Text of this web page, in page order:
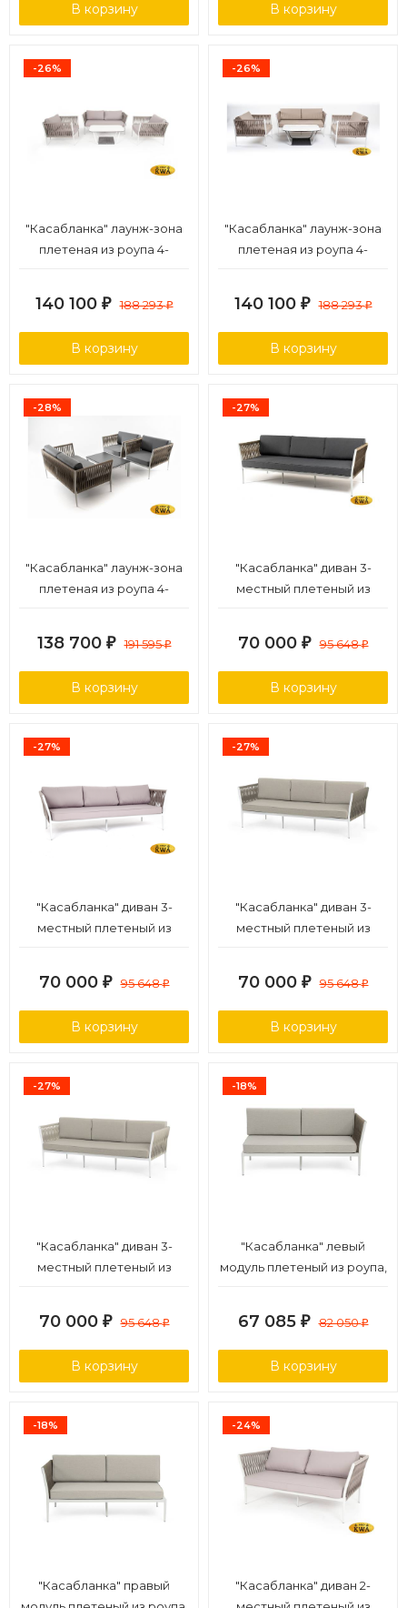
В корзину В корзину
-26%
"Касабланка" лаунж-зона
плетеная из роупа 4-
140 100 ₽ 188 293₽
В корзину
-26%
"Касабланка" лаунж-зона
плетеная из роупа 4-
140 100 ₽ 188 293₽
В корзину
-28%
"Касабланка" лаунж-зона
плетеная из роупа 4-
138 700 ₽ 191 595₽
В корзину
-27%
"Касабланка" диван 3-
местный плетеный из
муар, роуп серо-
коричневый 23мм, ткань
серая 017
70 000 ₽ 95 648₽
В корзину
-27%
"Касабланка" диван 3-
местный плетеный из
20мм, ткань бежевая 052
70 000 ₽ 95 648₽
В корзину
-27%
"Касабланка" диван 3-
местный плетеный из
муар, роуп серо-
коричневый 23мм, ткань
бежевая 15052
70 000 ₽ 95 648₽
В корзину
-27%
"Касабланка" диван 3-
местный плетеный из
20мм, ткань бежевая 15052
70 000 ₽ 95 648₽
В корзину
-18%
"Касабланка" левый
модуль плетеный из роупа,
серо-коричневый 23мм,
ткань бежевая 15052
67 085 ₽ 82 050₽
В корзину
-18%
"Касабланка" правый
-24%
"Касабланка" диван 2-